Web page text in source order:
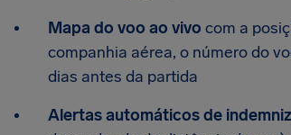
Mapa do voo ao vivo com a
companhia aérea, o número do
dias antes da partida
Alertas automáticos de